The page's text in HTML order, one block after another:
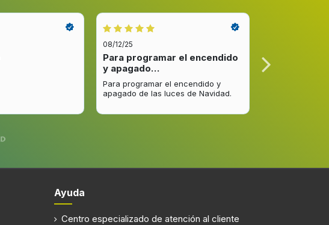
08/12/25
Para programar el encendido
y apagado…
Para programar el encendido y
apagado de las luces de Navidad.
venta y…
Ayuda
Centro especializado de atención al cliente